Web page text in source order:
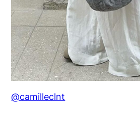
@camilleclnt